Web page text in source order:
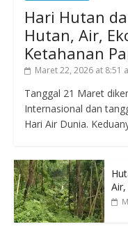
Hari Hutan
Hutan, Air,
Ketahanan
Maret 22, 2026 at 8:51
Tanggal 21 Maret
Internasional dan
Hari Air Dunia.